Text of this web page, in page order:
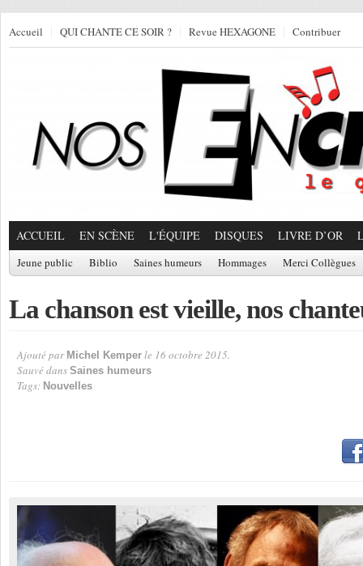
Accueil QUI CHANTE CE SOIR ? Revue HEXAGONE Contribuer
ACCUEIL EN SCÈNE L'ÉQUIPE DISQUES LIVRE D’OR
Jeune public Biblio Saines humeurs Hommages Merci Collègues
La chanson est vieille, nos
Ajouté par Michel Kemper le 16 octobre 2015.
Sauvé dans Saines humeurs
Tags: Nouvelles